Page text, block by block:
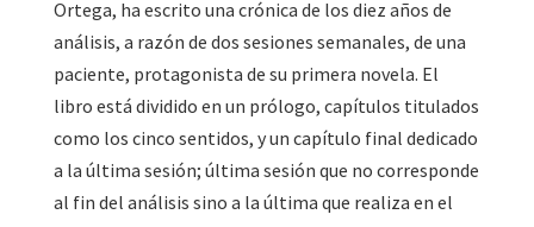
Ortega, ha escrito una crónica de los diez años de
análisis, a razón de dos sesiones semanales, de una
paciente, protagonista de su primera novela. El
libro está dividido en un prólogo, capítulos titulados
como los cinco sentidos, y un capítulo final dedicado
a la última sesión; última sesión que no corresponde
al fin del análisis sino a la última que realiza en el